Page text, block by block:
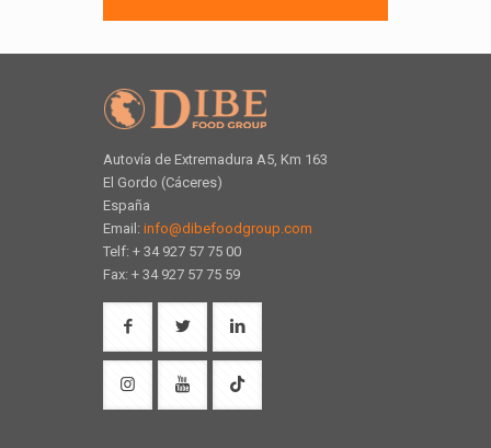
Autovía de Extremadura A5, Km 163
El Gordo (Cáceres)
España
Email: info@dibefoodgroup.com
Telf: + 34 927 57 75 00
Fax: + 34 927 57 75 59